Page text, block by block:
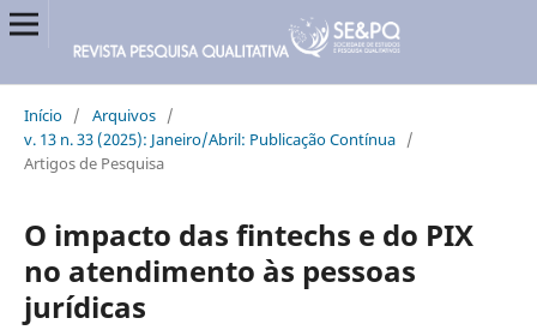
Início / Arquivos /
v. 13 n. 33 (2025): Janeiro/Abril: Publicação Contínua /
Artigos de Pesquisa
O impacto das fintechs e do PIX
no atendimento às pessoas
jurídicas